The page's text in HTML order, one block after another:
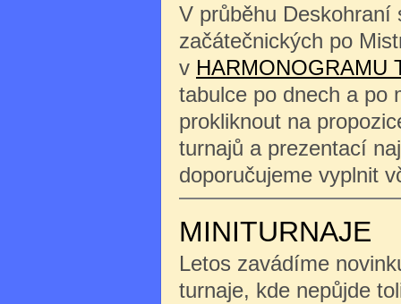
V průběhu Deskohraní
začátečnických po
v HARMONOGRAMU
tabulce po dnech a po
prokliknout na
turnajů a prezentací
doporučujeme vyplnit
MINITURNAJE
Letos zavádíme
turnaje, kde nepůjde